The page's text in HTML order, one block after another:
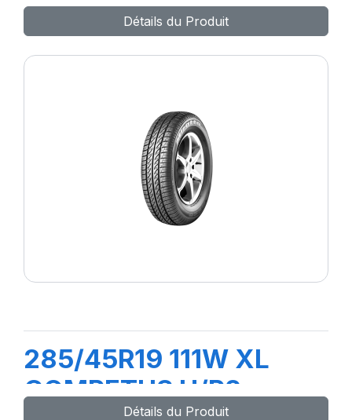
Détails du Produit
285/45R19 111W XL
COMPETUS H/P2
Détails du Produit